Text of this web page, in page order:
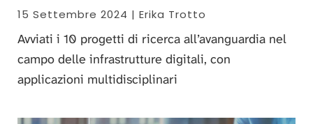
15 Settembre 2024 | Erika Trotto
Avviati i 10 progetti di ricerca all’avanguardia nel
campo delle infrastrutture digitali, con
applicazioni multidisciplinari